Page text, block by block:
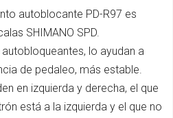
autoblocante PD-R97 es
SHIMANO SPD.
lo ayudan a
de pedaleo, más estable.
en izquierda y derecha, el que
está a la izquierda y el que no